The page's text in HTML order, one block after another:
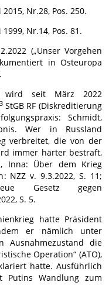
Nr.28, Pos. 250.
Nr.14, Pos. 81.
(„Unser Vorgehen
in Osteuropa
wird seit März 2022
StGB RF (Diskreditierung
Schmidt,
Wer in Russland
verbreitet, die von der
immer härter bestraft,
Inna: Über dem Krieg
NZZ v. 9.3.2022, S. 11;
Gesetz gegen
S. 5.
hatte Präsident
er nämlich unter
Ausnahmezustand die
Operation“ (ATO),
hatte. Ausführlich
Putins Wandlung zum